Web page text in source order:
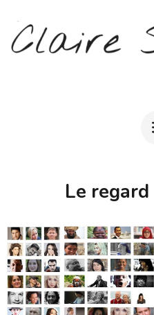
contenu
Le